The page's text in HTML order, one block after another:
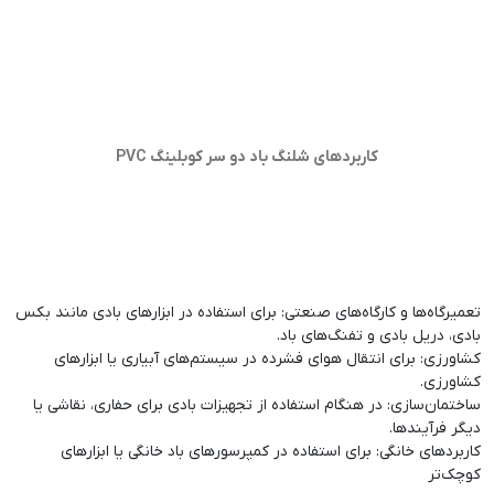
کاربردهای شلنگ باد دو سر کوبلینگ PVC
تعمیرگاه‌ها و کارگاه‌های صنعتی: برای استفاده در ابزارهای بادی مانند بکس
بادی، دریل بادی و تفنگ‌های باد.
کشاورزی: برای انتقال هوای فشرده در سیستم‌های آبیاری یا ابزارهای
کشاورزی.
ساختمان‌سازی: در هنگام استفاده از تجهیزات بادی برای حفاری، نقاشی یا
دیگر فرآیندها.
کاربردهای خانگی: برای استفاده در کمپرسورهای باد خانگی یا ابزارهای
کوچک‌تر